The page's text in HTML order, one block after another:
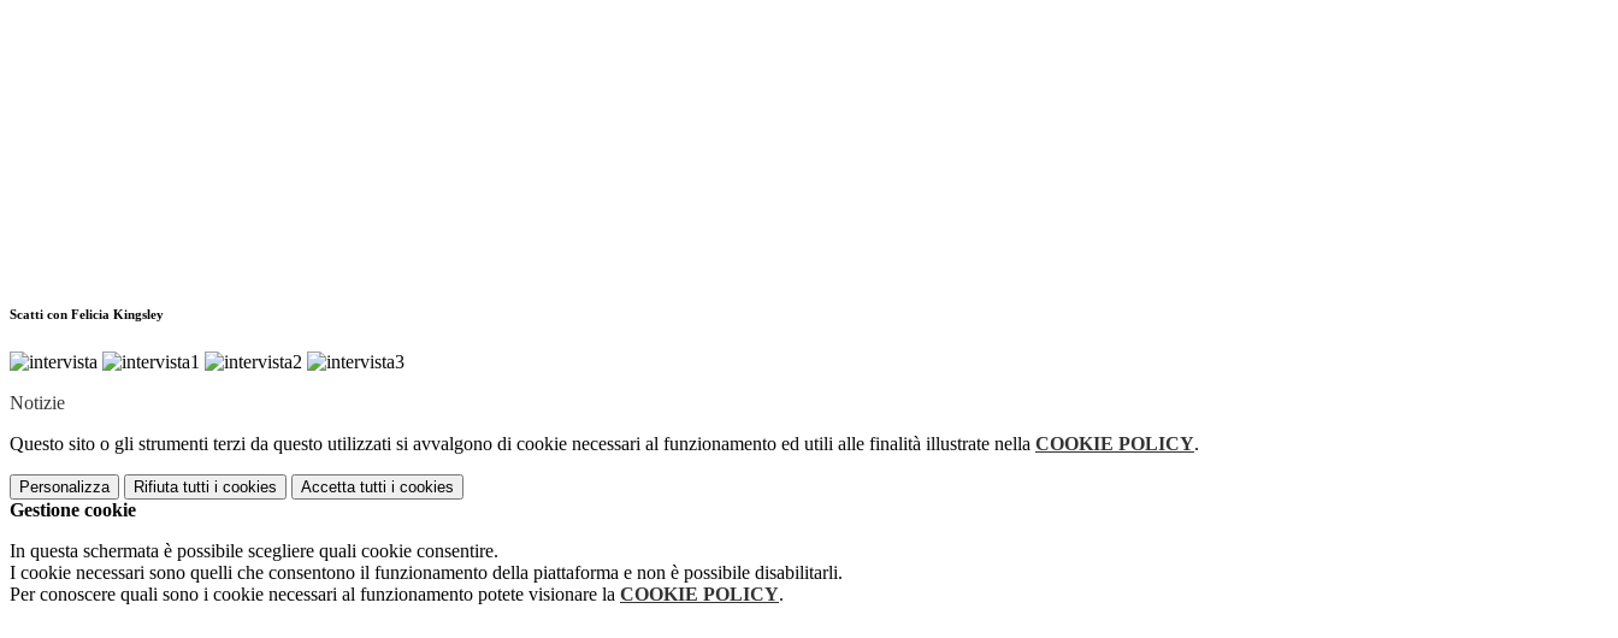
Scatti con Felicia Kingsley
Notizie
Questo sito o gli strumenti terzi da questo utilizzati si avvalgono di cookie necessari al funzionamento ed utili alle finalità illustrate nella COOKIE POLICY.
Personalizza Rifiuta tutti i cookies Accetta tutti i cookies
Gestione cookie
In questa schermata è possibile scegliere quali cookie consentire.
I cookie necessari sono quelli che consentono il funzionamento della piattaforma e non è possibile disabilitarli.
Per conoscere quali sono i cookie necessari al funzionamento potete visionare la COOKIE POLICY.